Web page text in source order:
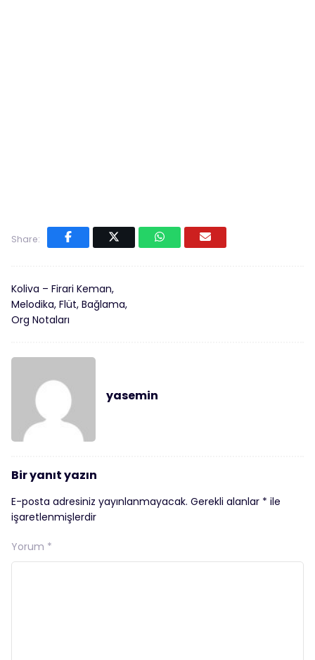
Share:
Koliva – Firari Keman,
Melodika, Flüt, Bağlama,
Org Notaları
yasemin
Bir yanıt yazın
E-posta adresiniz yayınlanmayacak. Gerekli alanlar * ile
işaretlenmişlerdir
Yorum *